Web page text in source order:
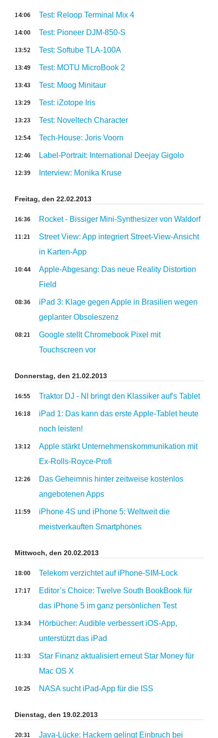
Test: Reloop Terminal Mix 4
14:06
Test: Pioneer DJM-850-S
14:00
Test: Softube TLA-100A
13:52
Test: MOTU MicroBook 2
13:49
Test: Moog Minitaur
13:43
Test: iZotope Iris
13:29
Test: Noveltech Character
13:23
Tech-House: Joris Voorn
12:54
Label-Portrait: International Deejay Gigolo
12:46
Interview: Monika Kruse
12:39
Freitag, den 22.02.2013
Rocket - Bissiger Mini-Synthesizer von Waldorf
16:36
Street View: App integriert Street-View-Ansicht
in Karten-App
11:21
Apple-Abgesang: Das neue Reality Distortion
Field
10:44
iPad 3: Klage gegen Apple in Brasilien wegen
geplanter Obsoleszenz
08:36
Google stellt Chromebook Pixel mit
Touchscreen vor
08:21
Donnerstag, den 21.02.2013
Traktor DJ - NI bringt den Klassiker auf's Tablet
16:55
iPad 1: Das kann das erste Apple-Tablet heute
noch leisten!
16:18
Apple stärkt Unternehmenskommunikation mit
Ex-Rolls-Royce-Profi
13:12
Das Geheimnis hinter zeitweise kostenlos
angebotenen Apps
12:26
iPhone 4S und iPhone 5: Weltweit die
meistverkauften Smartphones
11:59
Mittwoch, den 20.02.2013
Telekom verzichtet auf iPhone-SIM-Lock
18:00
Editor’s Choice: Twelve South BookBook für
das iPhone 5 im ganz persönlichen Test
17:17
Hörbücher: Audible verbessert iOS-App,
unterstützt das iPad
13:34
Star Finanz aktualisiert erneut Star Money für
Mac OS X
11:33
NASA sucht iPad-App für die ISS
10:25
Dienstag, den 19.02.2013
Java-Lücke: Hackern gelingt Einbruch bei
20:31